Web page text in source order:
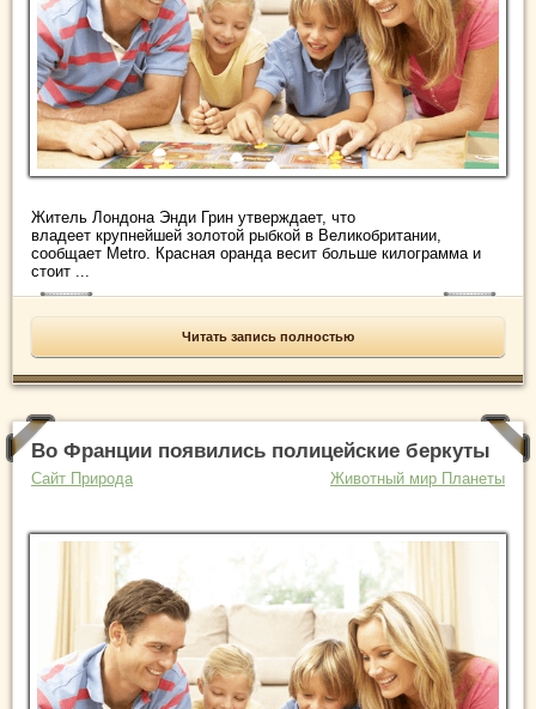
Житель Лондона Энди Грин утверждает, что
владеет крупнейшей золотой рыбкой в Великобритании,
сообщает Metro. Красная оранда весит больше килограмма и
стоит ...
Читать запись полностью
Во Франции появились полицейские беркуты
Сайт Природа Животный мир Планеты